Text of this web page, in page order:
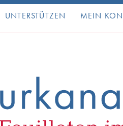
UNTERSTÜTZEN MEIN